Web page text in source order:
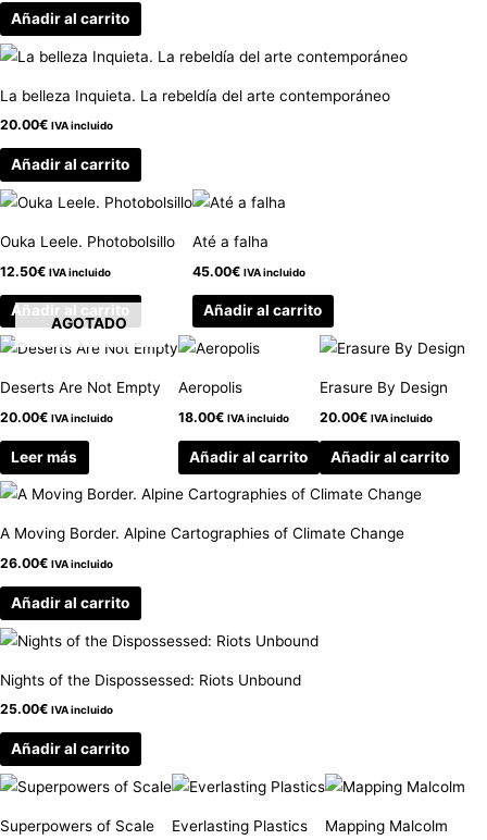
Añadir al carrito
La belleza Inquieta. La rebeldía del arte contemporáneo
20.00€ IVA incluido
Añadir al carrito
Ouka Leele. Photobolsillo
12.50€ IVA incluido
Añadir al carrito
Até a falha
45.00€ IVA incluido
Añadir al carrito
AGOTADO
Deserts Are Not Empty
20.00€ IVA incluido
Leer más
Aeropolis
18.00€ IVA incluido
Añadir al carrito
Erasure By Design
20.00€ IVA incluido
Añadir al carrito
A Moving Border. Alpine Cartographies of Climate Change
26.00€ IVA incluido
Añadir al carrito
Nights of the Dispossessed: Riots Unbound
25.00€ IVA incluido
Añadir al carrito
Superpowers of Scale Everlasting Plastics Mapping Malcolm